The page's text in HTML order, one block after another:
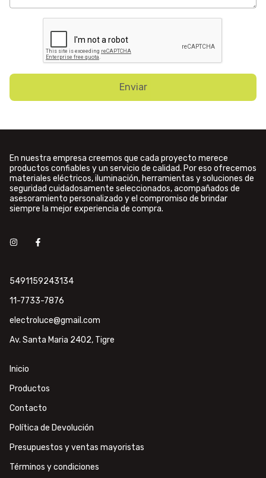
Enviar
En nuestra empresa creemos que cada proyecto merece
productos confiables y un servicio de calidad. Por eso ofrecemos
materiales eléctricos, iluminación, herramientas y soluciones de
seguridad cuidadosamente seleccionados, acompañados de
asesoramiento personalizado y el compromiso de brindar
siempre la mejor experiencia de compra.
5491159243134
11-7733-7876
electroluce@gmail.com
Av. Santa Maria 2402, Tigre
Inicio
Productos
Contacto
Política de Devolución
Presupuestos y ventas mayoristas
Términos y condiciones